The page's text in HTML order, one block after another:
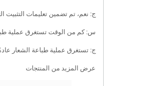
ج: نعم، تم تضمين تعليمات
س: كم من الوقت تستغرق عملية
ج: تستغرق عملية طباعة الشعار عادةً 10 أيام بعد تأكيد تصميم الشعار وتفاصيل الطلب. سيعمل فريقنا معك بشكل وثيق لضمان تجربة طباعة
عرض المزيد من المنتجات